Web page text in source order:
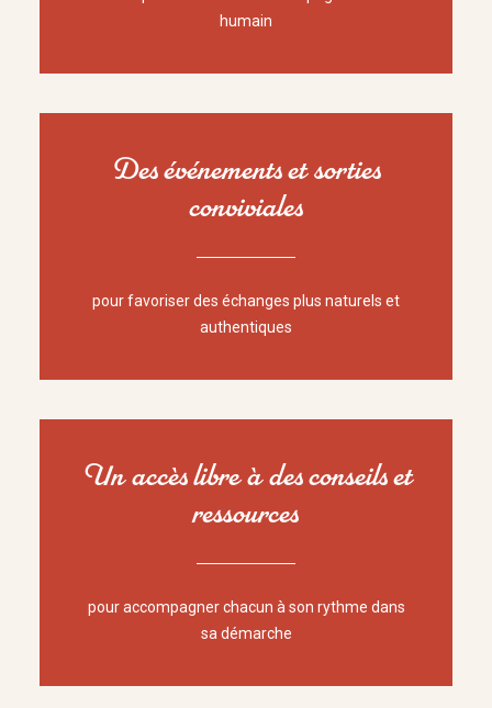
humain
Des événements et sorties
conviviales
pour favoriser des échanges plus naturels et
authentiques
Un accès libre à des conseils et
ressources
pour accompagner chacun à son rythme dans
sa démarche